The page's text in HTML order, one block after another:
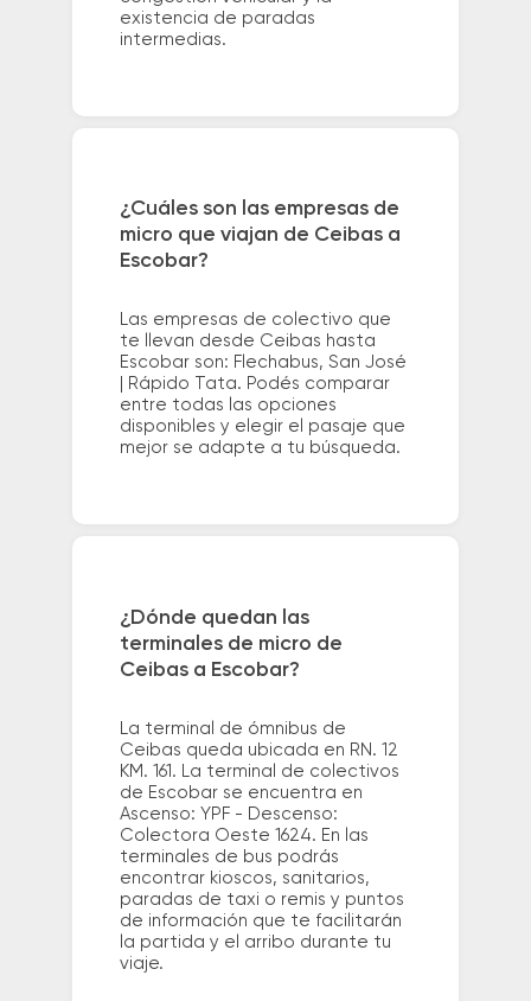
existencia de paradas
intermedias.
¿Cuáles son las empresas de
micro que viajan de Ceibas a
Escobar?
Las empresas de colectivo que
te llevan desde Ceibas hasta
Escobar son: Flechabus, San José
| Rápido Tata. Podés comparar
entre todas las opciones
disponibles y elegir el pasaje que
mejor se adapte a tu búsqueda.
¿Dónde quedan las
terminales de micro de
Ceibas a Escobar?
La terminal de ómnibus de
Ceibas queda ubicada en RN. 12
KM. 161. La terminal de colectivos
de Escobar se encuentra en
Ascenso: YPF - Descenso:
Colectora Oeste 1624. En las
terminales de bus podrás
encontrar kioscos, sanitarios,
paradas de taxi o remis y puntos
de información que te facilitarán
la partida y el arribo durante tu
viaje.